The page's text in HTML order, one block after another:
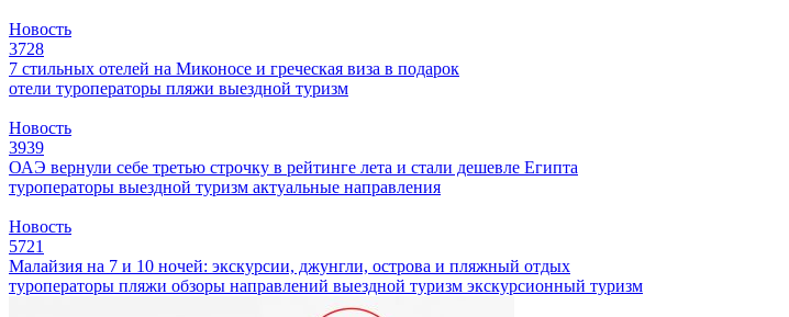
Новость
3728
7 стильных отелей на Миконосе и греческая виза в подарок
отели туроператоры пляжи выездной туризм
Новость
3939
ОАЭ вернули себе третью строчку в рейтинге лета и стали дешевле Египта
туроператоры выездной туризм актуальные направления
Новость
5721
Малайзия на 7 и 10 ночей: экскурсии, джунгли, острова и пляжный отдых
туроператоры пляжи обзоры направлений выездной туризм экскурсионный туризм